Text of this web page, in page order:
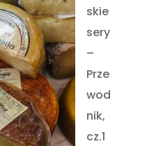
skie
sery
–
Prze
wod
nik,
cz.1